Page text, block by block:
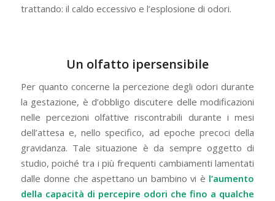
trattando: il caldo eccessivo e l’esplosione di odori.
Un olfatto ipersensibile
Per quanto concerne la percezione degli odori durante
la gestazione, è d’obbligo discutere delle modificazioni
nelle percezioni olfattive riscontrabili durante i mesi
dell’attesa e, nello specifico, ad epoche precoci della
gravidanza. Tale situazione è da sempre oggetto di
studio, poiché tra i più frequenti cambiamenti lamentati
dalle donne che aspettano un bambino vi è l’aumento
della capacità di percepire odori che fino a qualche